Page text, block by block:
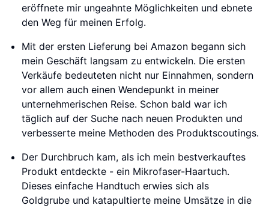
eröffnete mir ungeahnte Möglichkeiten und ebnete
den Weg für meinen Erfolg.
Mit der ersten Lieferung bei Amazon begann sich
mein Geschäft langsam zu entwickeln. Die ersten
Verkäufe bedeuteten nicht nur Einnahmen, sondern
vor allem auch einen Wendepunkt in meiner
unternehmerischen Reise. Schon bald war ich
täglich auf der Suche nach neuen Produkten und
verbesserte meine Methoden des Produktscoutings.
Der Durchbruch kam, als ich mein bestverkauftes
Produkt entdeckte - ein Mikrofaser-Haartuch.
Dieses einfache Handtuch erwies sich als
Goldgrube und katapultierte meine Umsätze in die